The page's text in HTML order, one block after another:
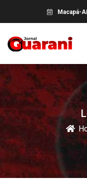
Macapá-